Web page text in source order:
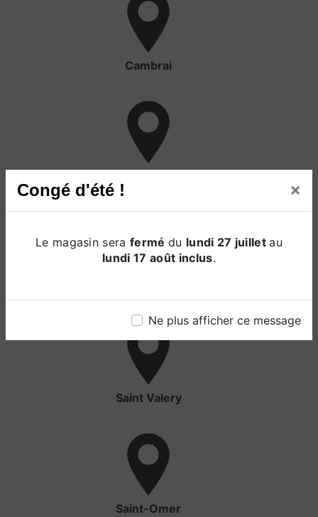
Congé d'été ! ×
Le magasin serafermé du lundi 27 juilletau
lundi 17 août inclus.
Ne plus afficher ce message
Cambrai
Saint Valery
Saint-Omer